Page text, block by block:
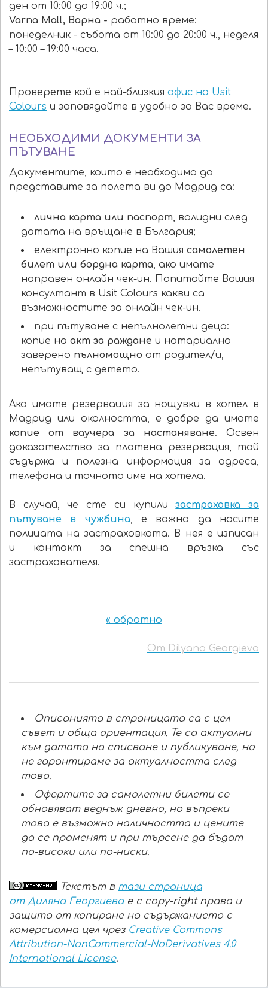
ден от 10:00 до 19:00 ч.;
Varna Mall, Варна - работно време:
понеделник - събота от 10:00 до 20:00 ч., неделя
– 10:00 – 19:00 часа.
Проверете кой е най-близкия офис на Usit
Colours и заповядайте в удобно за Вас време.
НЕОБХОДИМИ ДОКУМЕНТИ ЗА
ПЪТУВАНЕ
Документите, които е необходимо да
представите за полета ви до Мадрид са:
лична карта или паспорт, валидни след
датата на връщане в България;
електронно копие на Вашия самолетен
билет или бордна карта, ако имате
направен онлайн чек-ин. Попитайте Вашия
консултант в Usit Colours какви са
възможностите за онлайн чек-ин.
при пътуване с непълнолетни деца:
копие на акт за раждане и нотариално
заверено пълномощно от родител/и,
непътуващ с детето.
Ако имате резервация за нощувки в хотел в
Мадрид или околността, е добре да имате
копие от ваучера за настаняване. Освен
доказателство за платена резервация, той
съдържа и полезна информация за адреса,
телефона и точното име на хотела.
В случай, че сте си купилизастраховка за
пътуване в чужбина, е важно да носите
полицата на застраховката. В нея е изписан
и контакт за спешна връзка със
застрахователя.
« обратно
От Dilyana Georgieva
Описанията в страницата са с цел
съвет и обща ориентация. Те са актуални
към датата на списване и публикуване, но
не гарантираме за актуалността след
това.
Офертите за самолетни билети се
обновяват веднъж дневно, но въпреки
това е възможно наличността и цените
да се променят и при търсене да бъдат
по-високи или по-ниски.
Текстът в тази страница
от Диляна Георгиева е с copy-right права и
защита от копиране на съдържанието с
комерсиална цел чрез Creative Commons
Attribution-NonCommercial-NoDerivatives 4.0
International License.